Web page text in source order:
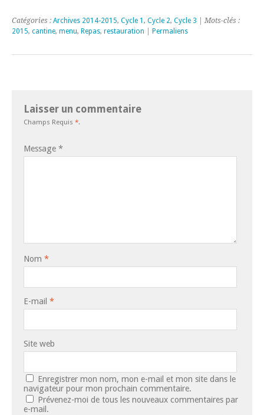
Catégories : Archives 2014-2015, Cycle 1 , Cycle 2, Cycle 3 | Mots-clés :
2015, cantine, menu, Repas, restauration Permaliens
Laisser un commentaire
Champs Requis *.
Message *
Nom *
E-mail *
Site web
Enregistrer mon nom, mon e-mail et mon site dans le
navigateur pour mon prochain commentaire.
Prévenez-moi de tous les nouveaux commentaires par
e-mail.